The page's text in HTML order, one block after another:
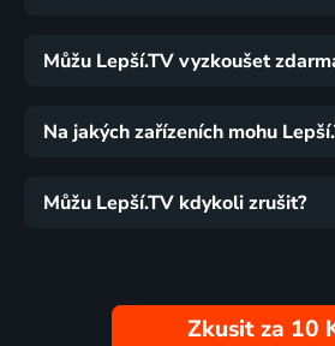
Můžu Lepší.TV vyzkoušet
Na jakých zařízeních mohu
Můžu Lepší.TV kdykoli zrušit?
Zkusit za 10